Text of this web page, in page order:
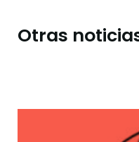
Otras